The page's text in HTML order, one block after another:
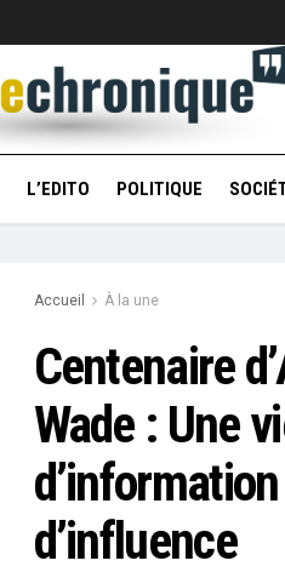
L’EDITO POLITIQUE
Accueil À la une
Centenaire
Wade : Une
d’influence